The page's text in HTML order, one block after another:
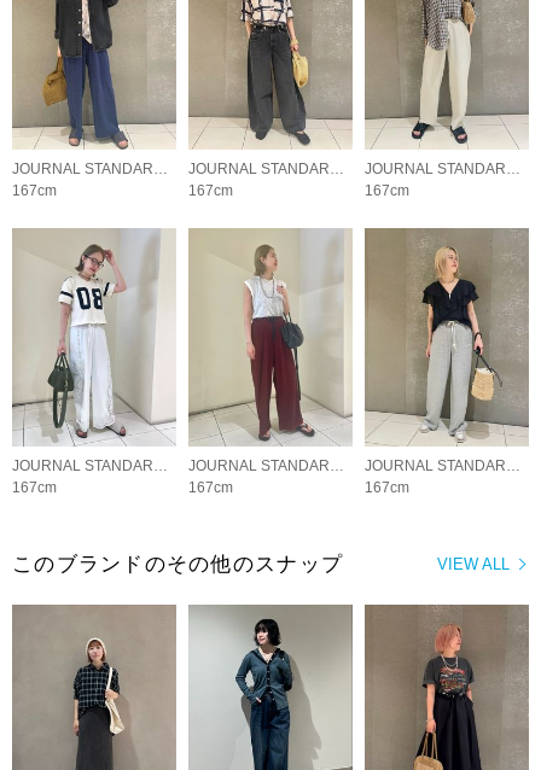
167cm
167cm
167cm
167cm
167cm
167cm
VIEW ALL
このブランドのその他のスナップ